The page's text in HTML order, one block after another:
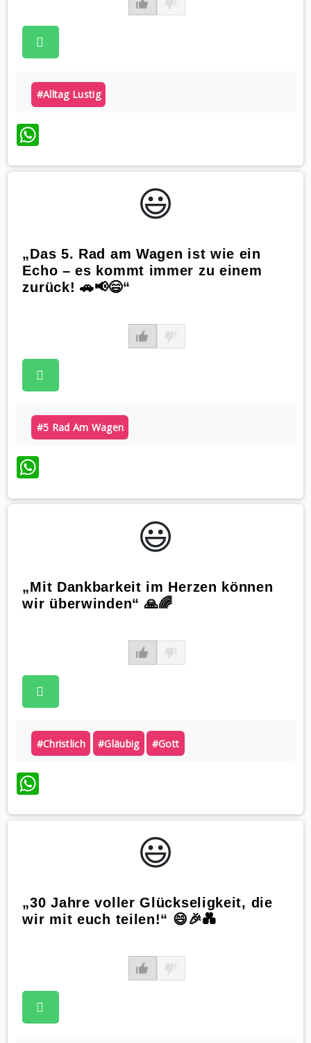
#alltag Lustig
WhatsApp
😃️
„Das 5. Rad am Wagen ist wie ein
Echo – es kommt immer zu einem
zurück! 🚗📢😄“
#5 Rad Am Wagen
WhatsApp
😃️
„Mit Dankbarkeit im Herzen können
wir überwinden“ 🙏🌈
#christlich #gläubig #gott
WhatsApp
😃️
„30 Jahre voller Glückseligkeit, die
wir mit euch teilen!“ 😄🎉💑